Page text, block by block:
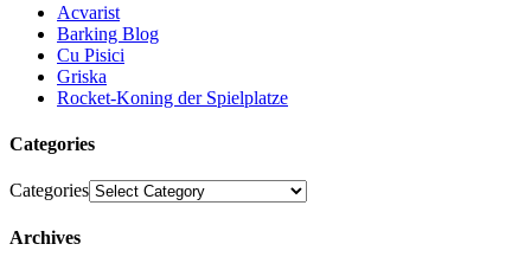
Acvarist
Barking Blog
Cu Pisici
Griska
Rocket-Koning der Spielplatze
Categories
Categories
Archives